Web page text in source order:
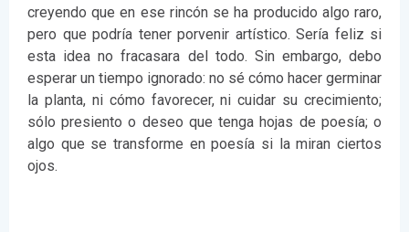
creyendo que en ese rincón se ha producido algo raro,
pero que podría tener porvenir artístico. Sería feliz si
esta idea no fracasara del todo. Sin embargo, debo
esperar un tiempo ignorado: no sé cómo hacer germinar
la planta, ni cómo favorecer, ni cuidar su crecimiento;
sólo presiento o deseo que tenga hojas de poesía; o
algo que se transforme en poesía si la miran ciertos
ojos.